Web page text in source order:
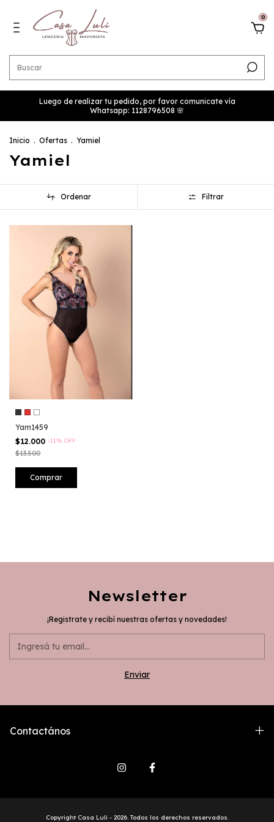
0
Luego de realizar tu pedido, por favor comunicate vía
Whatsapp: 1128796508 🌸
Inicio . Ofertas . Yamiel
Yamiel
Ordenar Filtrar
Yam1459
$12.000 -11% OFF
$13.500
Comprar
Newsletter
¡Registrate y recibí nuestras ofertas y novedades!
Contactános
Copyright Casa Luli - 2026. Todos los derechos reservados.